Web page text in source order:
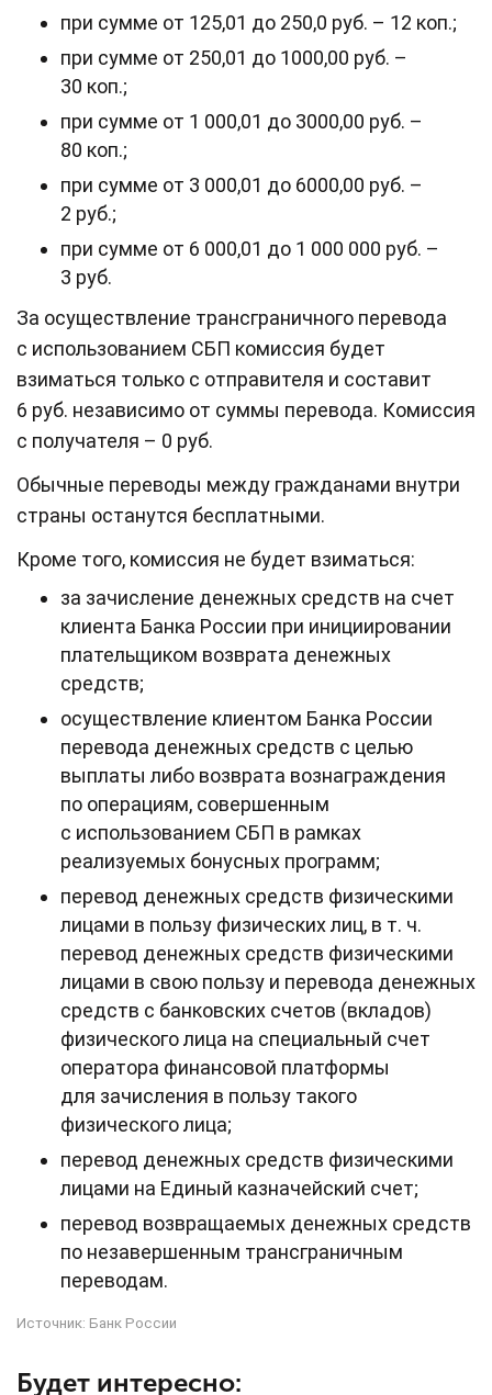
при сумме от 125,01 до 250,0 руб. – 12 коп.;
при сумме от 250,01 до 1000,00 руб. –
30 коп.;
при сумме от 1 000,01 до 3000,00 руб. –
80 коп.;
при сумме от 3 000,01 до 6000,00 руб. –
2 руб.;
при сумме от 6 000,01 до 1 000 000 руб. –
3 руб.
За осуществление трансграничного перевода
с использованием СБП комиссия будет
взиматься только с отправителя и составит
6 руб. независимо от суммы перевода. Комиссия
с получателя – 0 руб.
Обычные переводы между гражданами внутри
страны останутся бесплатными.
Кроме того, комиссия не будет взиматься:
за зачисление денежных средств на счет
клиента Банка России при инициировании
плательщиком возврата денежных
средств;
осуществление клиентом Банка России
перевода денежных средств с целью
выплаты либо возврата вознаграждения
по операциям, совершенным
с использованием СБП в рамках
реализуемых бонусных программ;
перевод денежных средств физическими
лицами в пользу физических лиц, в т. ч.
перевод денежных средств физическими
лицами в свою пользу и перевода денежных
средств с банковских счетов (вкладов)
физического лица на специальный счет
оператора финансовой платформы
для зачисления в пользу такого
физического лица;
перевод денежных средств физическими
лицами на Единый казначейский счет;
перевод возвращаемых денежных средств
по незавершенным трансграничным
переводам.
Источник: Банк России
Будет интересно: